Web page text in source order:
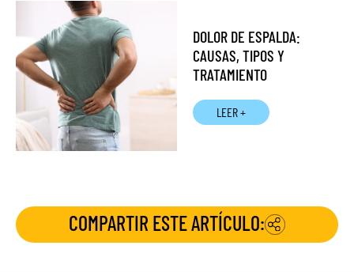
DOLOR DE ESPALDA:
CAUSAS, TIPOS Y
TRATAMIENTO
LEER +
COMPARTIR ESTE ARTÍCULO: